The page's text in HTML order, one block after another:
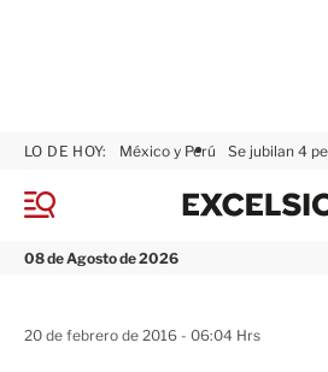
M
n
08 de Agosto de 2026
LO DE HOY: México y Perú Se jubilan 4
20 de febrero de 2016 - 06:04 Hrs